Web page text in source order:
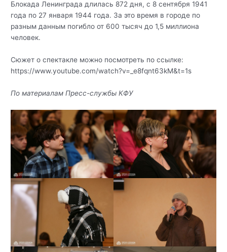
Блокада Ленинграда длилась 872 дня, с 8 сентября 1941
года по 27 января 1944 года. За это время в городе по
разным данным погибло от 600 тысяч до 1,5 миллиона
человек.
Сюжет о спектакле можно посмотреть по ссылке:
https://www.youtube.com/watch?v=_e8fqnt63kM&t=1s
По материалам Пресс-службы КФУ